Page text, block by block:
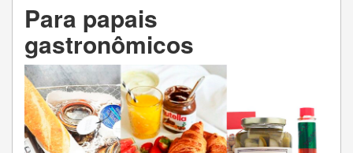
Para papais
gastronômicos